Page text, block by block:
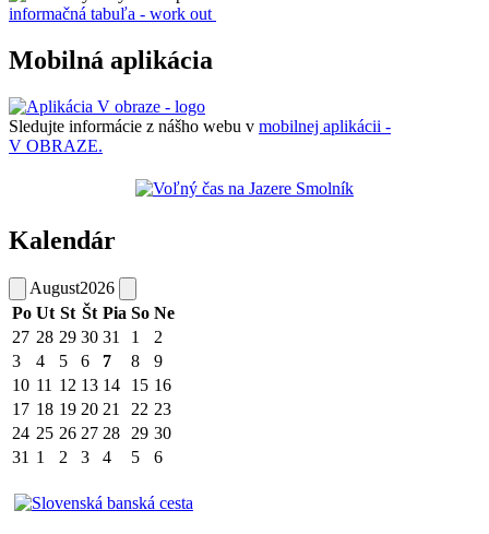
informačná tabuľa - work out
Mobilná aplikácia
Sledujte informácie z nášho webu v mobilnej aplikácii -
V OBRAZE.
Kalendár
August2026
Po Ut St Št Pia So Ne
27 28 29 30 31 1
2
3
4 5 6 7 8
9
10 11 12 13 14 15 16
17 18 19 20 21 22 23
24 25 26 27 28 29 30
31 1 2 3 4 5 6